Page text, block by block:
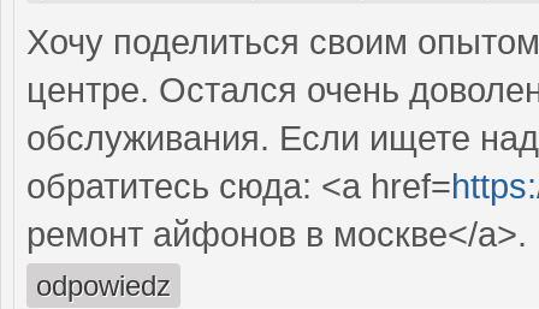
Хочу поделиться своим
центре. Остался очень
обслуживания. Если ищете
обратитесь сюда: <a href=
ремонт айфонов в москве</a>.
odpowiedz